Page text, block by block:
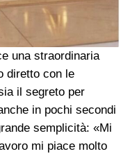
una straordinaria
diretto con le
il segreto per
in pochi secondi
semplicità: «Mi
mi piace molto